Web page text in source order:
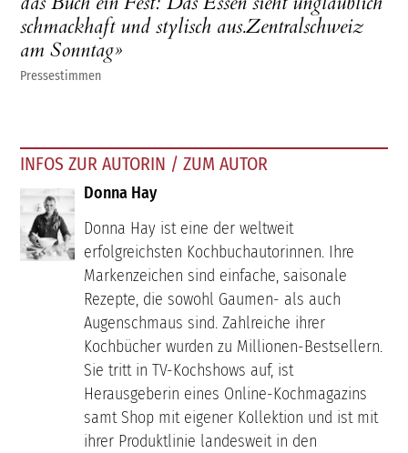
schmackhaft und stylisch aus.Zentralschweiz
am Sonntag»
Pressestimmen
INFOS ZUR AUTORIN / ZUM AUTOR
Donna Hay
Donna Hay ist eine der weltweit
erfolgreichsten Kochbuchautorinnen. Ihre
Markenzeichen sind einfache, saisonale
Rezepte, die sowohl Gaumen- als auch
Augenschmaus sind. Zahlreiche ihrer
Kochbücher wurden zu Millionen-Bestsellern.
Sie tritt in TV-Kochshows auf, ist
Herausgeberin eines Online-Kochmagazins
samt Shop mit eigener Kollektion und ist mit
ihrer Produktlinie landesweit in den